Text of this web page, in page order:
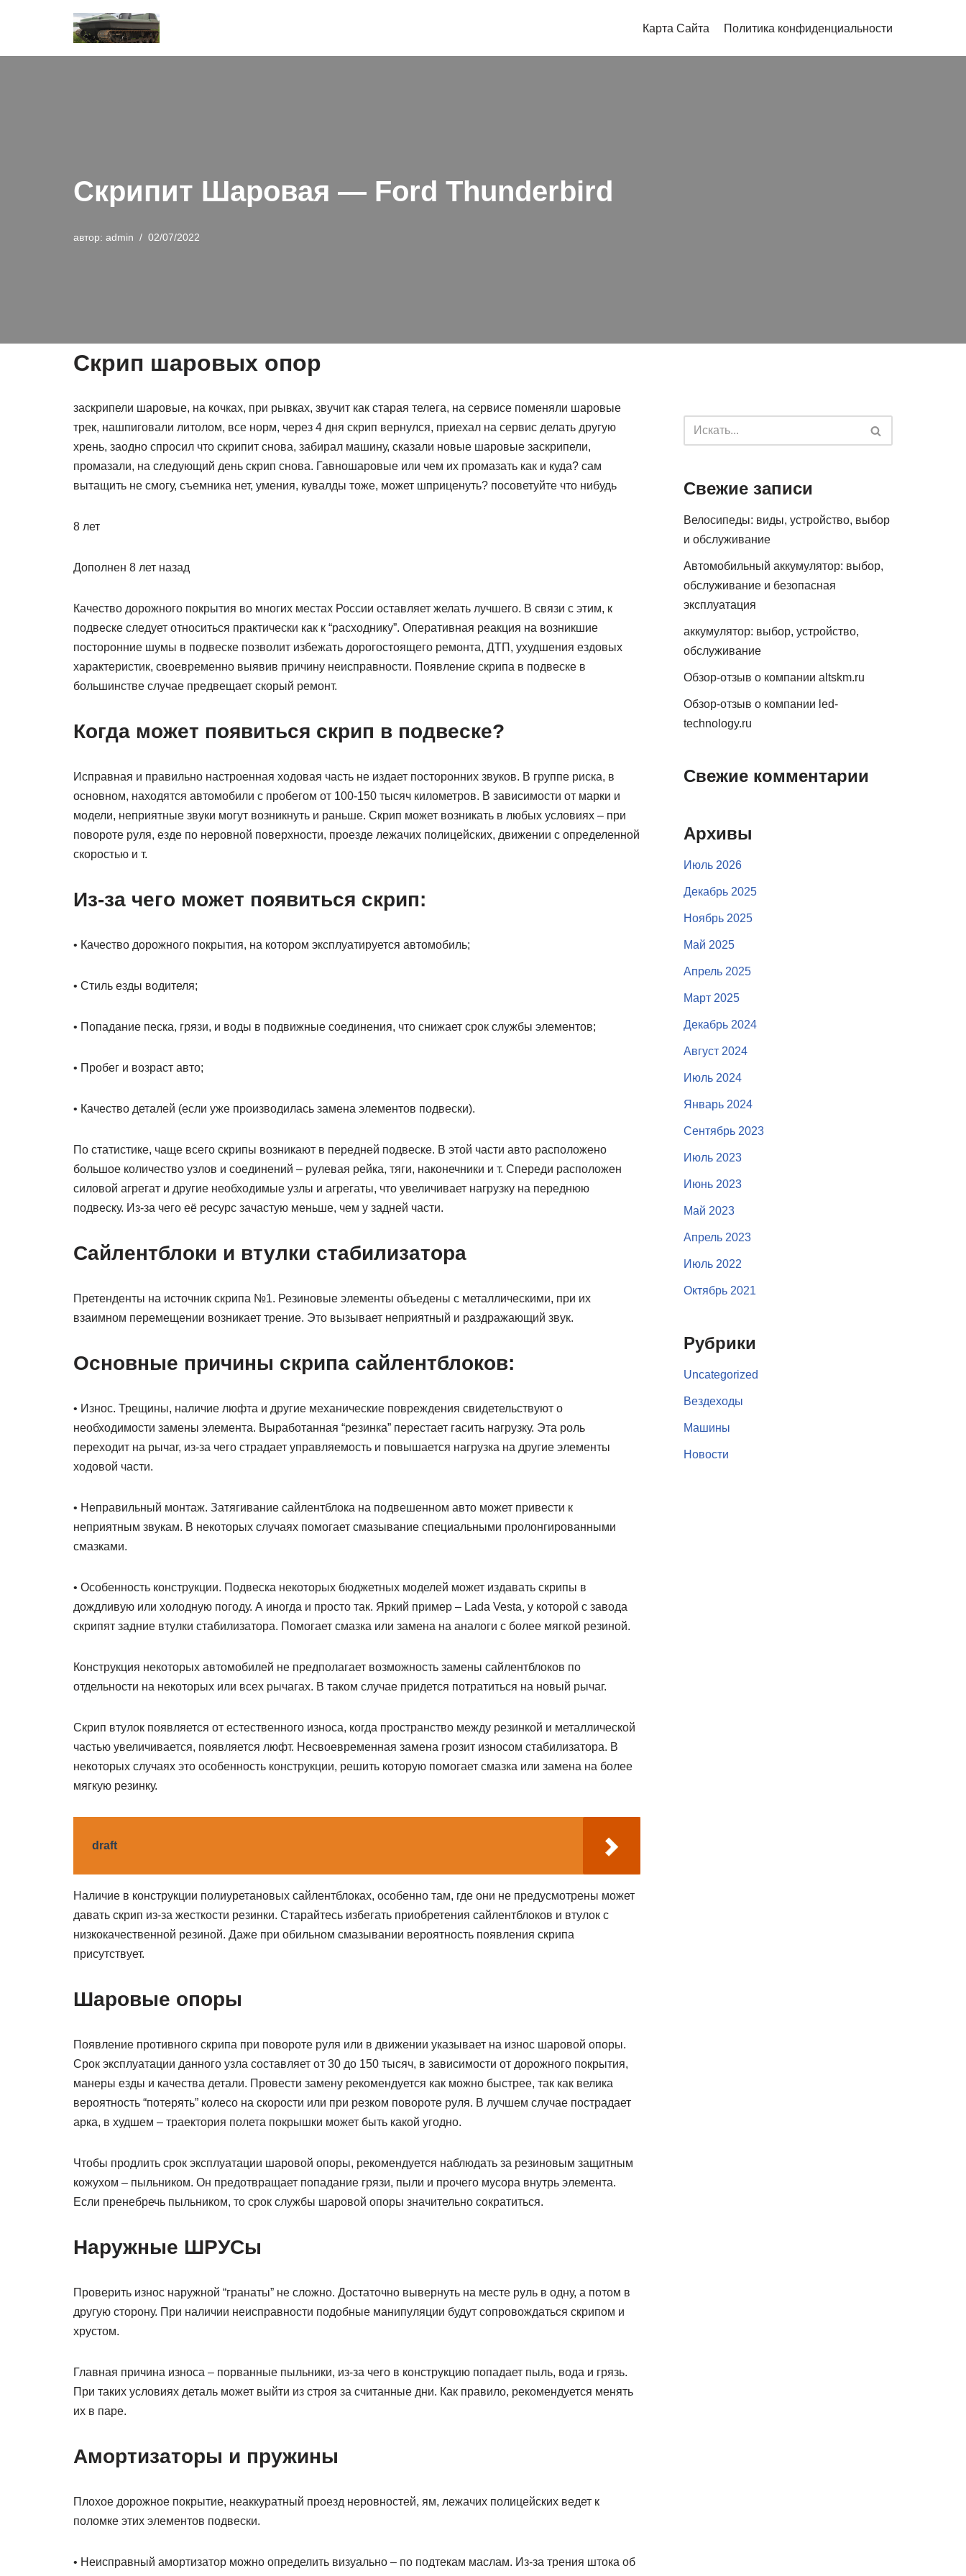
к
Карта Сайта Политика конфиденциальности
Скрипит Шаровая — Ford Thunderbird
автор: admin 02/07/2022
Скрип шаровых опор
заскрипели шаровые, на кочках, при рывках, звучит как старая телега, на сервисе поменяли шаровые
трек, нашпиговали литолом, все норм, через 4 дня скрип вернулся, приехал на сервис делать другую
хрень, заодно спросил что скрипит снова, забирал машину, сказали новые шаровые заскрипели,
промазали, на следующий день скрип снова. Гавношаровые или чем их промазать как и куда? сам
вытащить не смогу, съемника нет, умения, кувалды тоже, может шприценуть? посоветуйте что нибудь
8 лет
Дополнен 8 лет назад
Качество дорожного покрытия во многих местах России оставляет желать лучшего. В связи с этим, к
подвеске следует относиться практически как к “расходнику”. Оперативная реакция на возникшие
посторонние шумы в подвеске позволит избежать дорогостоящего ремонта, ДТП, ухудшения ездовых
характеристик, своевременно выявив причину неисправности. Появление скрипа в подвеске в
большинстве случае предвещает скорый ремонт.
Когда может появиться скрип в подвеске?
Исправная и правильно настроенная ходовая часть не издает посторонних звуков. В группе риска, в
основном, находятся автомобили с пробегом от 100-150 тысяч километров. В зависимости от марки и
модели, неприятные звуки могут возникнуть и раньше. Скрип может возникать в любых условиях – при
повороте руля, езде по неровной поверхности, проезде лежачих полицейских, движении с определенной
скоростью и т.
Из-за чего может появиться скрип:
• Качество дорожного покрытия, на котором эксплуатируется автомобиль;
• Стиль езды водителя;
• Попадание песка, грязи, и воды в подвижные соединения, что снижает срок службы элементов;
• Пробег и возраст авто;
• Качество деталей (если уже производилась замена элементов подвески).
По статистике, чаще всего скрипы возникают в передней подвеске. В этой части авто расположено
большое количество узлов и соединений – рулевая рейка, тяги, наконечники и т. Спереди расположен
силовой агрегат и другие необходимые узлы и агрегаты, что увеличивает нагрузку на переднюю
подвеску. Из-за чего её ресурс зачастую меньше, чем у задней части.
Сайлентблоки и втулки стабилизатора
Претенденты на источник скрипа №1. Резиновые элементы объедены с металлическими, при их
взаимном перемещении возникает трение. Это вызывает неприятный и раздражающий звук.
Основные причины скрипа сайлентблоков:
• Износ. Трещины, наличие люфта и другие механические повреждения свидетельствуют о
необходимости замены элемента. Выработанная “резинка” перестает гасить нагрузку. Эта роль
переходит на рычаг, из-за чего страдает управляемость и повышается нагрузка на другие элементы
ходовой части.
• Неправильный монтаж. Затягивание сайлентблока на подвешенном авто может привести к
неприятным звукам. В некоторых случаях помогает смазывание специальными пролонгированными
смазками.
• Особенность конструкции. Подвеска некоторых бюджетных моделей может издавать скрипы в
дождливую или холодную погоду. А иногда и просто так. Яркий пример – Lada Vesta, у которой с завода
скрипят задние втулки стабилизатора. Помогает смазка или замена на аналоги с более мягкой резиной.
Конструкция некоторых автомобилей не предполагает возможность замены сайлентблоков по
отдельности на некоторых или всех рычагах. В таком случае придется потратиться на новый рычаг.
Скрип втулок появляется от естественного износа, когда пространство между резинкой и металлической
частью увеличивается, появляется люфт. Несвоевременная замена грозит износом стабилизатора. В
некоторых случаях это особенность конструкции, решить которую помогает смазка или замена на более
мягкую резинку.
draft
Наличие в конструкции полиуретановых сайлентблоках, особенно там, где они не предусмотрены может
давать скрип из-за жесткости резинки. Старайтесь избегать приобретения сайлентблоков и втулок с
низкокачественной резиной. Даже при обильном смазывании вероятность появления скрипа
присутствует.
Шаровые опоры
Появление противного скрипа при повороте руля или в движении указывает на износ шаровой опоры.
Срок эксплуатации данного узла составляет от 30 до 150 тысяч, в зависимости от дорожного покрытия,
манеры езды и качества детали. Провести замену рекомендуется как можно быстрее, так как велика
вероятность “потерять” колесо на скорости или при резком повороте руля. В лучшем случае пострадает
арка, в худшем – траектория полета покрышки может быть какой угодно.
Чтобы продлить срок эксплуатации шаровой опоры, рекомендуется наблюдать за резиновым защитным
кожухом – пыльником. Он предотвращает попадание грязи, пыли и прочего мусора внутрь элемента.
Если пренебречь пыльником, то срок службы шаровой опоры значительно сократиться.
Наружные ШРУСы
Проверить износ наружной “гранаты” не сложно. Достаточно вывернуть на месте руль в одну, а потом в
другую сторону. При наличии неисправности подобные манипуляции будут сопровождаться скрипом и
хрустом.
Главная причина износа – порванные пыльники, из-за чего в конструкцию попадает пыль, вода и грязь.
При таких условиях деталь может выйти из строя за считанные дни. Как правило, рекомендуется менять
их в паре.
Амортизаторы и пружины
Плохое дорожное покрытие, неаккуратный проезд неровностей, ям, лежачих полицейских ведет к
поломке этих элементов подвески.
• Неисправный амортизатор можно определить визуально – по подтекам маслам. Из-за трения штока об
Свежие записи
Велосипеды: виды, устройство, выбор
и обслуживание
Автомобильный аккумулятор: выбор,
обслуживание и безопасная
эксплуатация
аккумулятор: выбор, устройство,
обслуживание
Обзор-отзыв о компании altskm.ru
Обзор-отзыв о компании led-
technology.ru
Свежие комментарии
Архивы
Июль 2026
Декабрь 2025
Ноябрь 2025
Май 2025
Апрель 2025
Март 2025
Декабрь 2024
Август 2024
Июль 2024
Январь 2024
Сентябрь 2023
Июль 2023
Июнь 2023
Май 2023
Апрель 2023
Июль 2022
Октябрь 2021
Рубрики
Uncategorized
Вездеходы
Машины
Новости